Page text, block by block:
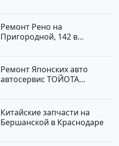
Ремонт Рено на
Пригородной, 142 в
Ремонт Японских авто
автосервис ТОЙОТА
Китайские запчасти на
Бершанской в Краснодаре